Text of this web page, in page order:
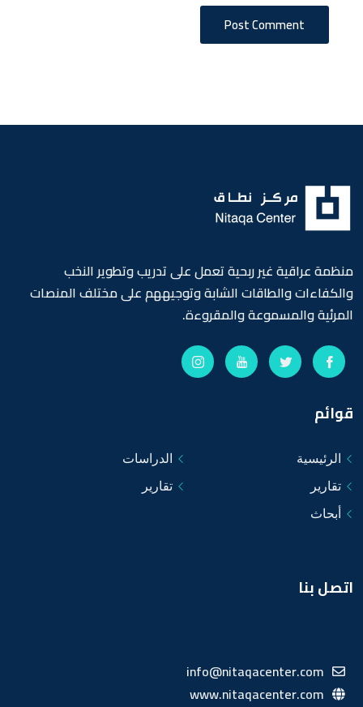
Post Comment
منظمة عراقية غير ربحية تعمل على تدريب وتطوير النخب
والكفاءات والطاقات الشابة وتوجيههم على مختلف المنصات
المرئية والمسموعة والمقروءة.
قوائم
الرئيسية
الدراسات
تقارير
تقارير
أبحاث
اتصل بنا
info@nitaqacenter.com
www.nitaqacenter.com